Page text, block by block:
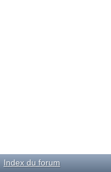
Index du forum